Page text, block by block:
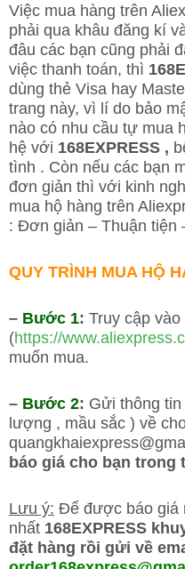
Việc mua hàng trên
phải qua khâu đăng kí
đâu các bạn cũng phải
việc thanh toán, thì
dùng thẻ Visa hay
trang này, vì lí do bảo
nào có nhu cầu tự mua
hệ với 168EXPRESS ,
tình . Còn nếu các bạn
đơn giản thì với kinh
mua hộ hàng trên
: Đơn giản – Thuận tiện
QUY TRÌNH MUA HỘ
– Bước 1: Truy cập
(https://
muốn mua.
– Bước 2: Gửi thông
lượng , mầu sắc ) về
báo giá cho bạn
Lưu ý: Để được báo giá
nhất 168EXPRESS
đặt hàng rồi gửi về